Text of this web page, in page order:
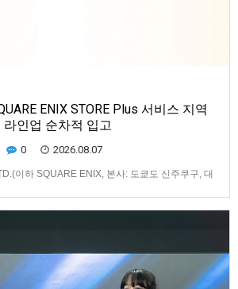
ENIX STORE Plus 서비스 지역
인업 순차적 입고
0 2026.08.07
이하 SQUARE ENIX, 본사: 도쿄도 신주쿠구, 대